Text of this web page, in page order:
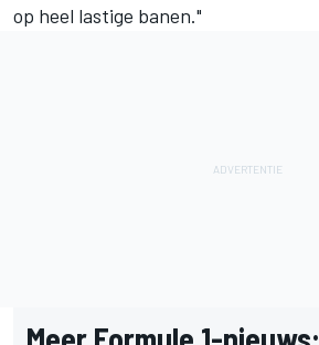
op heel lastige banen."